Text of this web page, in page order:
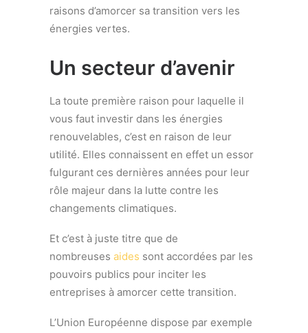
raisons d’amorcer sa transition vers les
énergies vertes.
Un secteur d’avenir
La toute première raison pour laquelle il
vous faut investir dans les énergies
renouvelables, c’est en raison de leur
utilité. Elles connaissent en effet un essor
fulgurant ces dernières années pour leur
rôle majeur dans la lutte contre les
changements climatiques.
Et c’est à juste titre que de
nombreuses aides sont accordées par les
pouvoirs publics pour inciter les
entreprises à amorcer cette transition.
L’Union Européenne dispose par exemple